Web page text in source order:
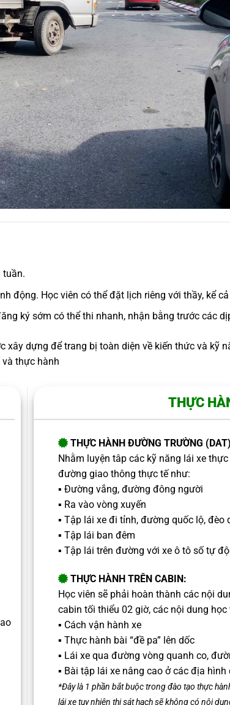
tuần.
động. Học viên có thể đặt lịch riêng với thầy, kể
ký sớm có thể thi nhanh, nhận bằng trước các
dựng để trang bị toàn diện về kiến thức và kỹ
thực hành
THỰC
THỰC HÀNH ĐƯỜNG TRƯỜNG
Nhằm luyện tâp các kỹ năng lái xe
đường giao thông thực tế như:
▪️ Đường vắng, đường đông người
▪️ Ra vào vòng xuyến
▪️ Tập lái xe đi tỉnh, đường quốc lộ, đèo
▪️ Tập lái ban đêm
▪️ Tập lái trên đường với xe ô tô số tự
THỰC HÀNH TRÊN CABIN:
Học viên sẽ phải hoàn thành các nội
cabin tối thiểu 02 giờ, các nội dung
▪️ Cách vận hành xe
▪️ Thực hành bài “đề pa” lên dốc
▪️ Lái xe qua đường vòng quanh co,
▪️ Bài tập lái xe nâng cao ở các địa
*Đây là 1 phần bắt buộc trong đào tạo thực
lái xe tuy nhiên thi sát hạch sẽ không có nội